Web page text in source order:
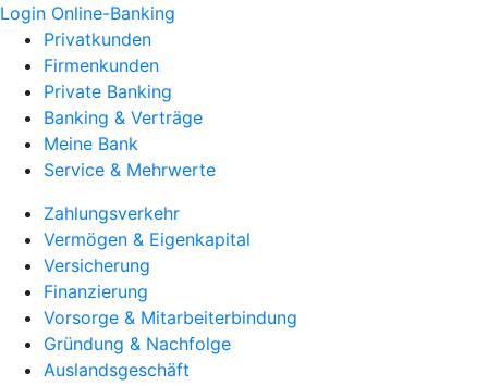
Login Online-Banking
Privatkunden
Firmenkunden
Private Banking
Banking & Verträge
Meine Bank
Service & Mehrwerte
Zahlungsverkehr
Vermögen & Eigenkapital
Versicherung
Finanzierung
Vorsorge & Mitarbeiterbindung
Gründung & Nachfolge
Auslandsgeschäft